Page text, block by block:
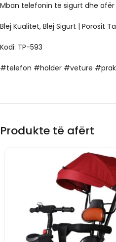
Mban telefonin të sigurt dhe
Blej Kualitet, Blej Sigurt | Porosit
Kodi: TP-593
#telefon #holder #veture
Produkte të afërt